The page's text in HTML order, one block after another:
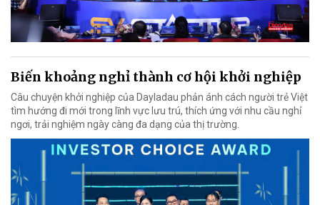
Biến khoảng nghỉ thành cơ hội khởi nghiệp
Câu chuyện khởi nghiệp của Dayladau phản ánh cách người trẻ Việt
tìm hướng đi mới trong lĩnh vực lưu trú, thích ứng với nhu cầu nghỉ
ngơi, trải nghiệm ngày càng đa dạng của thị trường.